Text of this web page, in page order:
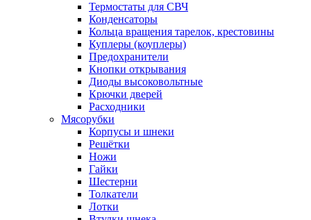
Термостаты для СВЧ
Конденсаторы
Кольца вращения тарелок, крестовины
Куплеры (коуплеры)
Предохранители
Кнопки открывания
Диоды высоковольтные
Крючки дверей
Расходники
Мясорубки
Корпусы и шнеки
Решётки
Ножи
Гайки
Шестерни
Толкатели
Лотки